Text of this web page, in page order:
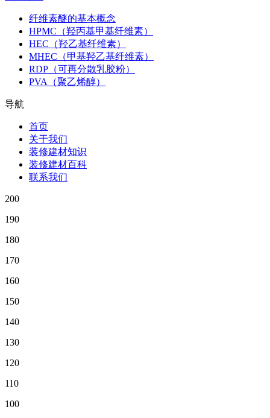
纤维素醚的基本概念
HPMC（羟丙基甲基纤维素）
HEC（羟乙基纤维素）
MHEC（甲基羟乙基纤维素）
RDP（可再分散乳胶粉）
PVA（聚乙烯醇）
导航
首页
关于我们
装修建材知识
装修建材百科
联系我们
200
190
180
170
160
150
140
130
120
110
100